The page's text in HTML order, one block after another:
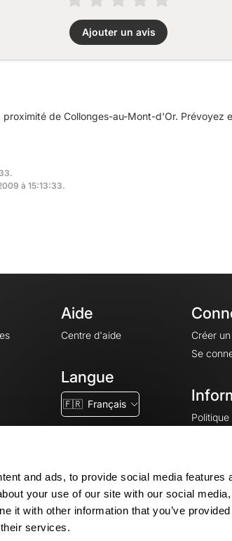
and ads, to provide social media features
your use of our site with our social
it with other information that you’ve
services.
Ajouter un avis
de Collonges-au-Mont-d'Or. Prévoyez
à 15:13:33.
Aide
Centre d'aide
Langue
🇫🇷 Français
Créer
Se